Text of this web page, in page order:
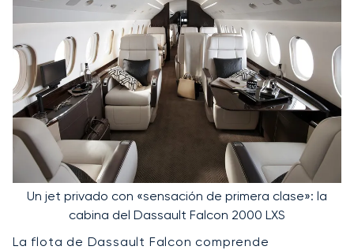
Un jet privado con «sensación de primera clase»: la
cabina del Dassault Falcon 2000 LXS
La flota de Dassault Falcon comprende